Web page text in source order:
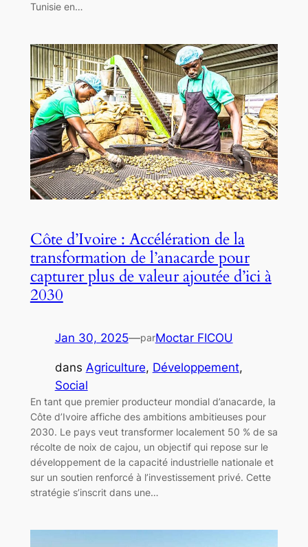
Tunisie en…
Côte d’Ivoire : Accélération de la
transformation de l’anacarde pour
capturer plus de valeur ajoutée d’ici à
2030
Jan 30, 2025—parMoctar FICOU
dans Agriculture, Développement
Social
En tant que premier producteur mondial d’anacarde, la
Côte d’Ivoire affiche des ambitions ambitieuses pour
2030. Le pays veut transformer localement 50 % de sa
récolte de noix de cajou, un objectif qui repose sur le
développement de la capacité industrielle nationale et
sur un soutien renforcé à l’investissement privé. Cette
stratégie s’inscrit dans une…